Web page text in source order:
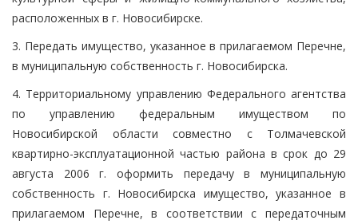
расположенных в г. Новосибирске.
3. Передать имущество, указанное в прилагаемом Перечне,
в муниципальную собственность г. Новосибирска.
4. Территориальному управлению Федерального агентства
по управлению федеральным имуществом по
Новосибирской области совместно с Толмачевской
квартирно-эксплуатационной частью района в срок до 29
августа 2006 г. оформить передачу в муниципальную
собственность г. Новосибирска имущество, указанное в
прилагаемом Перечне, в соответствии с передаточным